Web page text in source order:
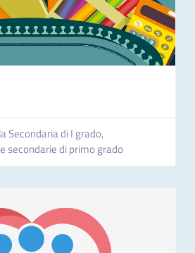
Secondaria di I grado,
secondarie di primo grado